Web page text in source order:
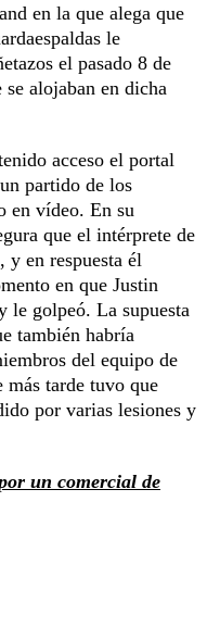
en la que alega que
le
el pasado 8 de
alojaban en dicha
acceso el portal
partido de los
en vídeo. En su
que el intérprete de
y en respuesta él
en que Justin
le golpeó. La supuesta
también habría
del equipo de
más tarde tuvo que
por varias lesiones y
un comercial de